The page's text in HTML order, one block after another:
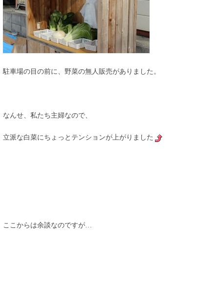
駐車場の目の前に、野菜の無人販売がありました。
なんせ、私たち主婦なので、
立派な白菜にちょっとテンションが上がりました
ここからは余談なのですが…